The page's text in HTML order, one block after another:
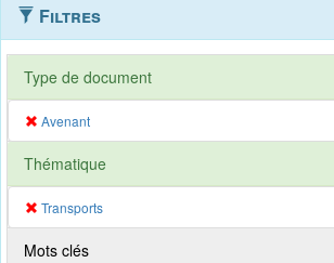
Filtres
Type de document
Avenant
Thématique
Transports
Mots clés